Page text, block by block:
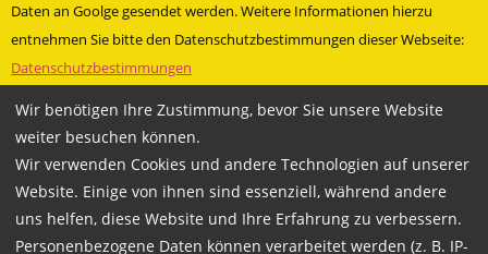
Daten an Goolge gesendet werden. Weitere Informationen hierzu
entnehmen Sie bitte den Datenschutzbestimmungen dieser Webseite:
Datenschutzbestimmungen
Technische Betreuung und Programmierung durchMariondo.com
Wir benötigen Ihre Zustimmung, bevor Sie unsere Website
weiter besuchen können.
Wir verwenden Cookies und andere Technologien auf unserer
Website. Einige von ihnen sind essenziell, während andere
uns helfen, diese Website und Ihre Erfahrung zu verbessern.
Personenbezogene Daten können verarbeitet werden (z. B. IP-